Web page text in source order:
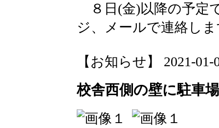
８日(金)以降の予定
ジ、メールで連絡し
【お知らせ】 2021-01-
校舎西側の壁に駐車